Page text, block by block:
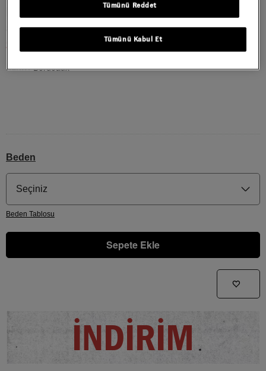
PREMIUM AUTHENTIC 44 DECK AYAKKABI
Style : VN000EFZBRD1
2.999,40 TL 4.999,00 TL
RENK : Bordeaux
Beden
Seçiniz
Beden Tablosu
Sepete Ekle
İNDİRİM
Tümünü Reddet
Tümünü Kabul Et